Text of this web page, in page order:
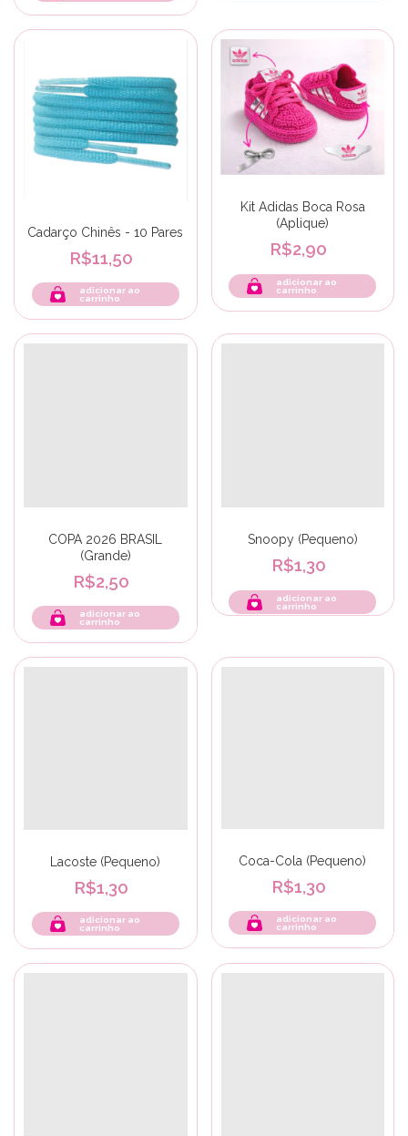
Cadarço Chinês - 10 Pares
R$11,50
adicionar ao
carrinho
Kit Adidas Boca Rosa
(Aplique)
R$2,90
COPA 2026 BRASIL
(Grande)
R$2,50
adicionar ao
carrinho
Snoopy (Pequeno)
R$1,30
Lacoste (Pequeno)
R$1,30
adicionar ao
carrinho
Coca-Cola (Pequeno)
R$1,30
adicionar ao
carrinho